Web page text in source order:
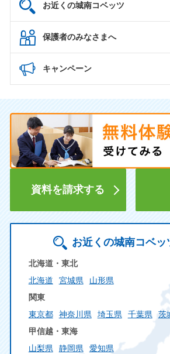
お近くの城南コベッツ
保護者のみなさまへ
キャンペーン
資料を請求する
お近くの城南コベッ
北海道・東北
北海道
宮城県
山形県
関東
東京都
神奈川県 埼玉県 千葉県 茨
甲信越・東海
山梨県
静岡県
愛知県